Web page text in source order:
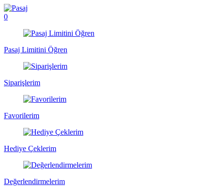
0
Pasaj Limitini Öğren
Siparişlerim
Favorilerim
Hediye Çeklerim
Değerlendirmelerim